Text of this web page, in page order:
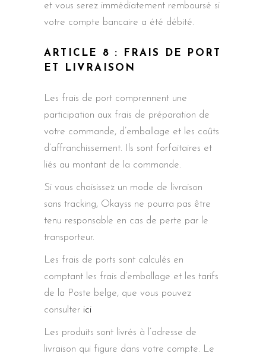
et vous serez immédiatement remboursé si
votre compte bancaire a été débité.
ARTICLE 8 : FRAIS DE PORT
ET LIVRAISON
Les frais de port comprennent une
participation aux frais de préparation de
votre commande, d’emballage et les coûts
d’affranchissement. Ils sont forfaitaires et
liés au montant de la commande.
Si vous choisissez un mode de livraison
sans tracking, Okayss ne pourra pas être
tenu responsable en cas de perte par le
transporteur.
Les frais de ports sont calculés en
comptant les frais d’emballage et les tarifs
de la Poste belge, que vous pouvez
consulter ici
Les produits sont livrés à l’adresse de
livraison qui figure dans votre compte. Le